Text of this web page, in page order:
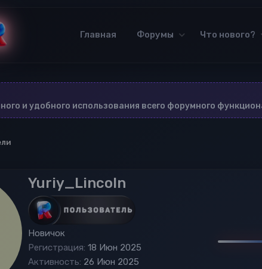
Главная Форумы Что нового?
и удобного использования всего форумного
Yuriy_Lincoln
Новичок
Регистрация 18 Июн 2025
Активность 26 Июн 2025